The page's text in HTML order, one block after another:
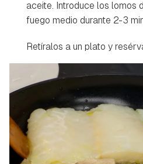
aceite. Introduce los lomos
fuego medio durante 2-3
Retíralos a un plato y